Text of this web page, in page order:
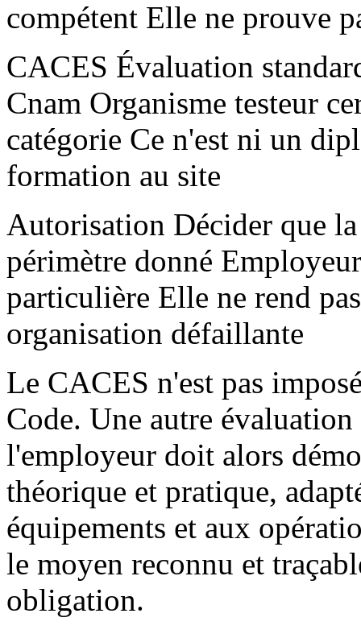
compétent Elle ne prouve
CACES Évaluation
Cnam Organisme testeur
catégorie Ce n'est ni un
formation au site
Autorisation Décider que
périmètre donné
particulière Elle ne rend
organisation défaillante
Le CACES n'est pas
Code. Une autre
l'employeur doit alors
théorique et pratique,
équipements et aux
le moyen reconnu et
obligation.